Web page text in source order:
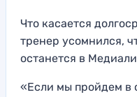
Что касается
тренер усомнился,
останется в
«Если мы пройдем в